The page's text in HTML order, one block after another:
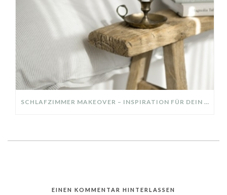
SCHLAFZIMMER MAKEOVER – INSPIRATION FÜR DEIN SCHLAFZIMMER: AUS ALT MACH NEU – HELL, GEMÜTLICH UND EINLADEND
EINEN KOMMENTAR HINTERLASSEN